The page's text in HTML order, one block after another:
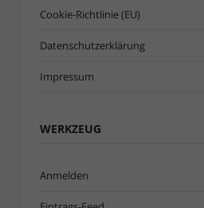
Cookie-Richtlinie (EU)
Datenschutzerklärung
Impressum
WERKZEUG
Anmelden